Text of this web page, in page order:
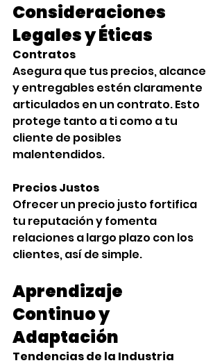
Consideraciones
Legales y Éticas‍
Contratos
Asegura que tus precios, alcance
y entregables estén claramente
articulados en un contrato. Esto
protege tanto a ti como a tu
cliente de posibles
malentendidos.
Precios Justos
Ofrecer un precio justo fortifica
tu reputación y fomenta
relaciones a largo plazo con los
clientes, así de simple.
Aprendizaje
Continuo y
Adaptación‍
Tendencias de la Industria